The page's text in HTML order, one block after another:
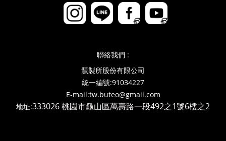
聯絡我們 :
鵟製所股份有限公司
統一編號:91034227
E-mail:tw.buteo@gmail.com
地址:333026 桃園市龜山區萬壽路一段492之1號6樓之2